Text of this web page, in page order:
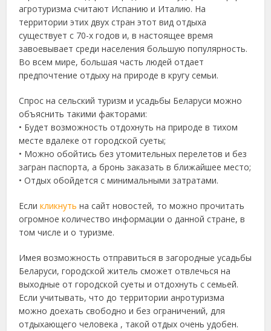
агротуризма считают Испанию и Италию. На
территории этих двух стран этот вид отдыха
существует с 70-х годов и, в настоящее время
завоевывает среди населения большую популярность.
Во всем мире, большая часть людей отдает
предпочтение отдыху на природе в кругу семьи.
Спрос на сельский туризм и усадьбы Беларуси можно
объяснить такими факторами:
• Будет возможность отдохнуть на природе в тихом
месте вдалеке от городской суеты;
• Можно обойтись без утомительных перелетов и без
загран паспорта, а бронь заказать в ближайшее место;
• Отдых обойдется с минимальными затратами.
Есликликнуть на сайт новостей, то можно прочитать
огромное количество информации о данной стране, в
том числе и о туризме.
Имея возможность отправиться в загородные усадьбы
Беларуси, городской житель сможет отвлечься на
выходные от городской суеты и отдохнуть с семьей.
Если учитывать, что до территории анротуризма
можно доехать свободно и без ограничений, для
отдыхающего человека , такой отдых очень удобен.